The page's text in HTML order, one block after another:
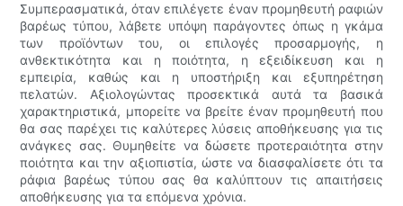
Συμπερασματικά, όταν επιλέγετε έναν προμηθευτή ραφιών
βαρέως τύπου, λάβετε υπόψη παράγοντες όπως η γκάμα
των προϊόντων του, οι επιλογές προσαρμογής, η
ανθεκτικότητα και η ποιότητα, η εξειδίκευση και η
εμπειρία, καθώς και η υποστήριξη και εξυπηρέτηση
πελατών. Αξιολογώντας προσεκτικά αυτά τα βασικά
χαρακτηριστικά, μπορείτε να βρείτε έναν προμηθευτή που
θα σας παρέχει τις καλύτερες λύσεις αποθήκευσης για τις
ανάγκες σας. Θυμηθείτε να δώσετε προτεραιότητα στην
ποιότητα και την αξιοπιστία, ώστε να διασφαλίσετε ότι τα
ράφια βαρέως τύπου σας θα καλύπτουν τις απαιτήσεις
αποθήκευσης για τα επόμενα χρόνια.